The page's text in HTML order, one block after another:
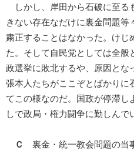
しかし、岸田から石破に至る
きない存在なだけに裏金問題等
粛正することはなかった。けじ
た。そして自民党としては全般
政選挙に敗北するや、原因とな
張本人たちがここぞとばかりに
てこの様なのだ。国政が停滞し
しで政局・権力闘争に勤しんで
Ｃ
裏金・統一教会問題の当